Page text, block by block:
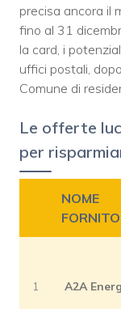
precisa ancora il
fino al 31
la card, i
uffici postali,
Comune di
Le offerte
per
NOME
1 A2A